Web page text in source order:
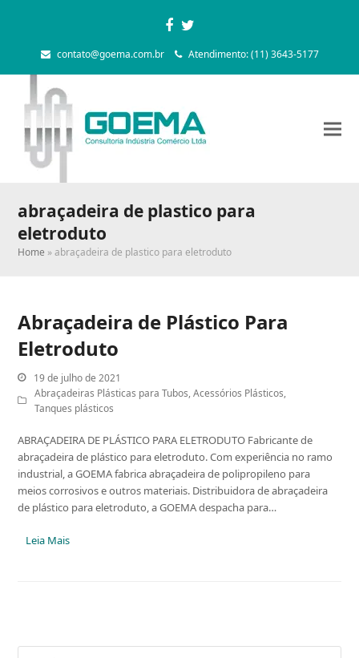
Facebook
Twitter
contato@goema.com.br Atendimento: (11) 3643-5177
abraçadeira de plastico para
eletroduto
Home »abraçadeira de plastico para eletroduto
Abraçadeira de Plástico Para
Eletroduto
19 de julho de 2021
Abraçadeiras Plásticas para Tubos,Acessórios Plásticos,
Tanques plásticos
ABRAÇADEIRA DE PLÁSTICO PARA ELETRODUTO Fabricante de
abraçadeira de plástico para eletroduto. Com experiência no ramo
industrial, a GOEMA fabrica abraçadeira de polipropileno para
meios corrosivos e outros materiais. Distribuidora de abraçadeira
de plástico para eletroduto, a GOEMA despacha para…
Leia Mais